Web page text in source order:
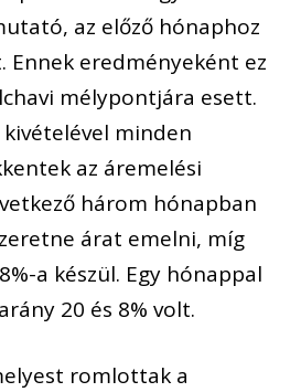
az előző hónaphoz
Ennek eredményeként ez
mélypontjára esett.
minden
az áremelési
három hónapban
árat emelni, míg
a készül. Egy hónappal
20 és 8% volt.
romlottak a